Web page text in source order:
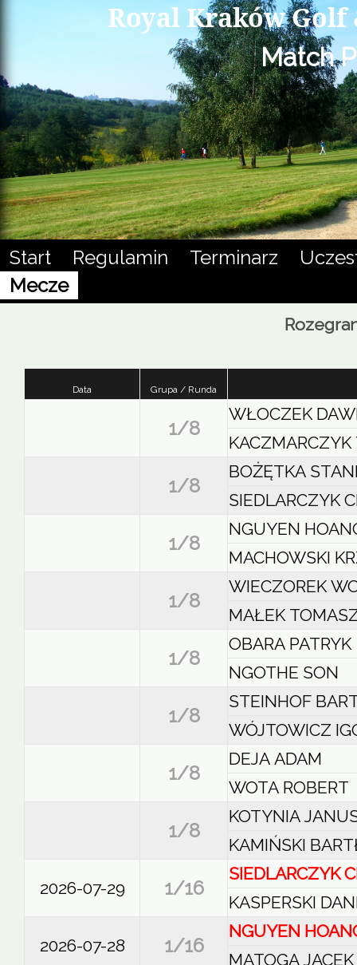
Royal Kraków Golf
Match
Start Regulamin Terminarz
Mecze
Data Grupa / Runda
1/8
WŁOCZEK
1/8
BOŻĘTKA
SIEDLARCZYK
1/8
NGUYEN
MACHOWSKI
1/8
WIECZOREK
MAŁEK
1/8
OBARA PATRYK
NGOTHE SON
1/8
STEINHOF
WÓJTOWICZ
1/8
DEJA ADAM
WOTA ROBERT
1/8
KOTYNIA
KAMIŃSKI
2026-07-29 1/16
SIEDLARCZYK
KASPERSKI
2026-07-28 1/16
NGUYEN
MATOGA JACEK